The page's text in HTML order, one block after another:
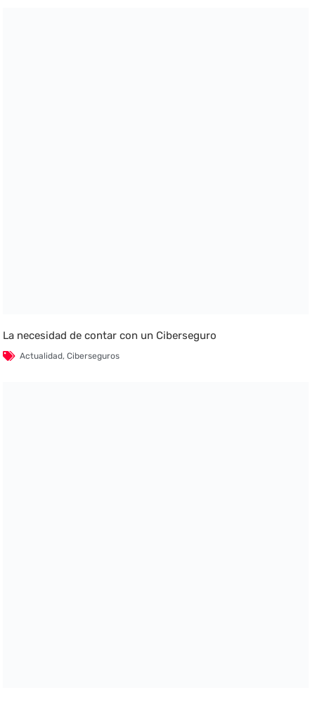
La necesidad de contar con un Ciberseguro
Actualidad,Ciberseguros